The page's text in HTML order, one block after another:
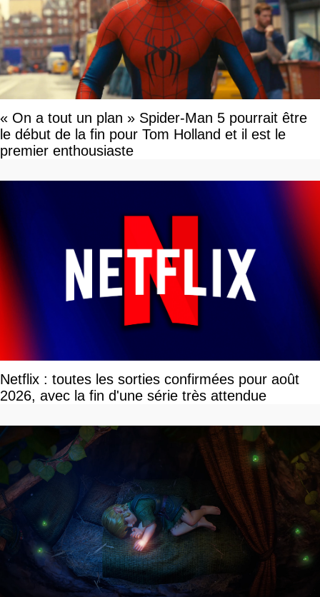
« On a tout un plan » Spider-Man 5 pourrait être
le début de la fin pour Tom Holland et il est le
premier enthousiaste
Netflix : toutes les sorties confirmées pour août
2026, avec la fin d'une série très attendue